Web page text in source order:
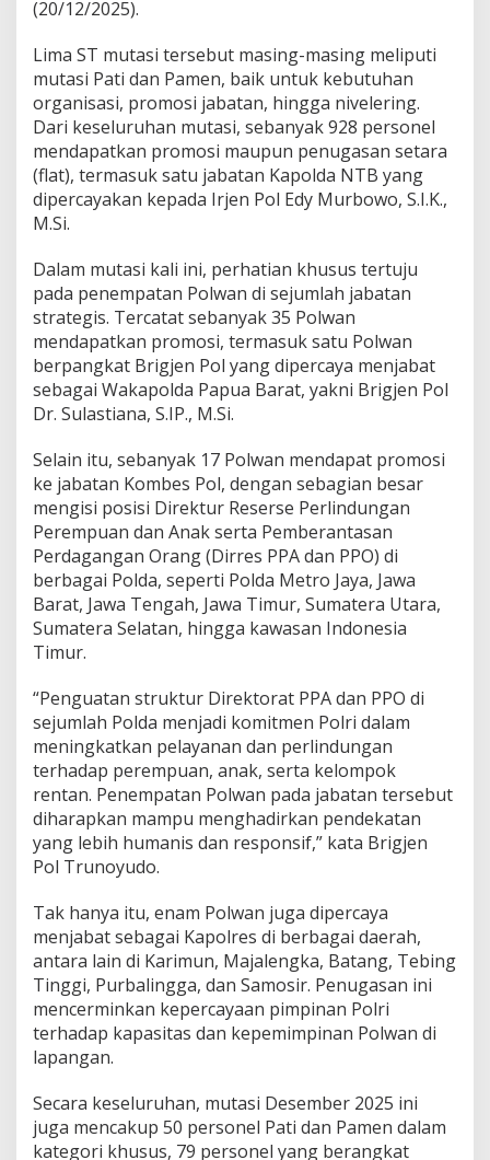
A
d
a
n
P
P
O
(20/12/2025).
Lima ST mutasi tersebut masing-masing meliputi
mutasi Pati dan Pamen, baik untuk kebutuhan
organisasi, promosi jabatan, hingga nivelering.
Dari keseluruhan mutasi, sebanyak 928 personel
mendapatkan promosi maupun penugasan setara
(flat), termasuk satu jabatan Kapolda NTB yang
dipercayakan kepada Irjen Pol Edy Murbowo, S.I.K.,
M.Si.
Dalam mutasi kali ini, perhatian khusus tertuju
pada penempatan Polwan di sejumlah jabatan
strategis. Tercatat sebanyak 35 Polwan
mendapatkan promosi, termasuk satu Polwan
berpangkat Brigjen Pol yang dipercaya menjabat
sebagai Wakapolda Papua Barat, yakni Brigjen Pol
Dr. Sulastiana, S.IP., M.Si.
Selain itu, sebanyak 17 Polwan mendapat promosi
ke jabatan Kombes Pol, dengan sebagian besar
mengisi posisi Direktur Reserse Perlindungan
Perempuan dan Anak serta Pemberantasan
Perdagangan Orang (Dirres PPA dan PPO) di
berbagai Polda, seperti Polda Metro Jaya, Jawa
Barat, Jawa Tengah, Jawa Timur, Sumatera Utara,
Sumatera Selatan, hingga kawasan Indonesia
Timur.
“Penguatan struktur Direktorat PPA dan PPO di
sejumlah Polda menjadi komitmen Polri dalam
meningkatkan pelayanan dan perlindungan
terhadap perempuan, anak, serta kelompok
rentan. Penempatan Polwan pada jabatan tersebut
diharapkan mampu menghadirkan pendekatan
yang lebih humanis dan responsif,” kata Brigjen
Pol Trunoyudo.
Tak hanya itu, enam Polwan juga dipercaya
menjabat sebagai Kapolres di berbagai daerah,
antara lain di Karimun, Majalengka, Batang, Tebing
Tinggi, Purbalingga, dan Samosir. Penugasan ini
mencerminkan kepercayaan pimpinan Polri
terhadap kapasitas dan kepemimpinan Polwan di
lapangan.
Secara keseluruhan, mutasi Desember 2025 ini
juga mencakup 50 personel Pati dan Pamen dalam
kategori khusus, 79 personel yang berangkat